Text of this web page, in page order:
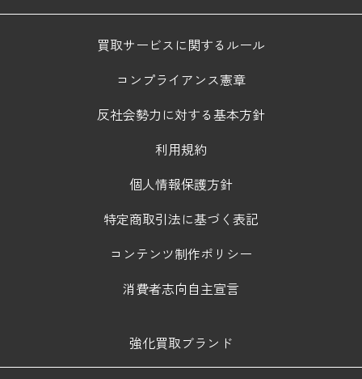
買取サービスに関するルール
コンプライアンス憲章
反社会勢力に対する基本方針
利用規約
個人情報保護方針
特定商取引法に基づく表記
コンテンツ制作ポリシー
消費者志向自主宣言
強化買取ブランド